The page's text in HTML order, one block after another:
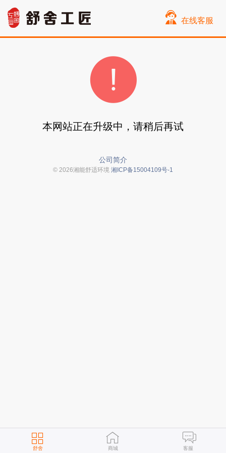
舒舍 商城 客服
在线客服
本网站正在升级中，请稍后再试
公司简介
© 2026湘能舒适环境 湘ICP备15004109号-1